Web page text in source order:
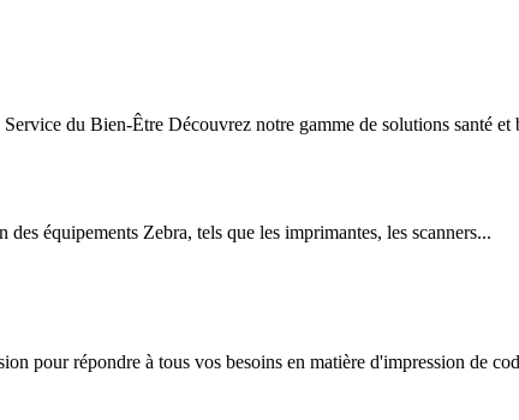
du Bien-Être Découvrez notre gamme de solutions santé et
équipements Zebra, tels que les imprimantes, les scanners...
pour répondre à tous vos besoins en matière d'impression de